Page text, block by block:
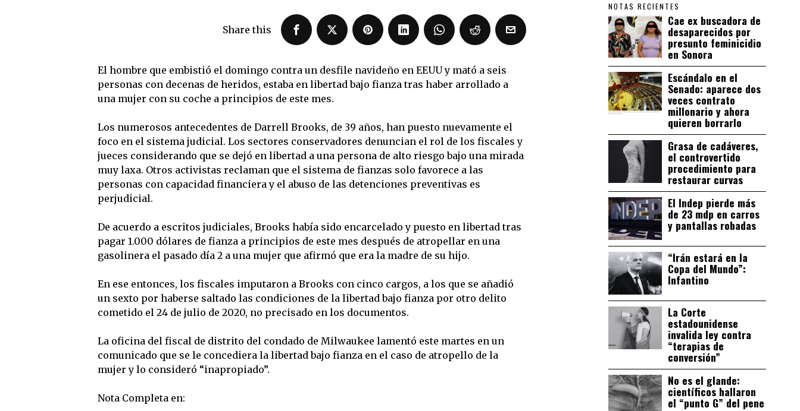
Share this
El hombre que embistió el domingo contra un desfile navideño en EEUU y mató a seis
personas con decenas de heridos, estaba en libertad bajo fianza tras haber arrollado a
una mujer con su coche a principios de este mes.
Los numerosos antecedentes de Darrell Brooks, de 39 años, han puesto nuevamente el
foco en el sistema judicial. Los sectores conservadores denuncian el rol de los fiscales y
jueces considerando que se dejó en libertad a una persona de alto riesgo bajo una mirada
muy laxa. Otros activistas reclaman que el sistema de fianzas solo favorece a las
personas con capacidad financiera y el abuso de las detenciones preventivas es
perjudicial.
De acuerdo a escritos judiciales, Brooks había sido encarcelado y puesto en libertad tras
pagar 1.000 dólares de fianza a principios de este mes después de atropellar en una
gasolinera el pasado día 2 a una mujer que afirmó que era la madre de su hijo.
En ese entonces, los fiscales imputaron a Brooks con cinco cargos, a los que se añadió
un sexto por haberse saltado las condiciones de la libertad bajo fianza por otro delito
cometido el 24 de julio de 2020, no precisado en los documentos.
La oficina del fiscal de distrito del condado de Milwaukee lamentó este martes en un
comunicado que se le concediera la libertad bajo fianza en el caso de atropello de la
mujer y lo consideró “inapropiado”.
Nota Completa en:
NOTAS RECIENTES
Cae ex buscadora de
desaparecidos por
presunto feminicidio
en Sonora
Escándalo en el
Senado: aparece dos
veces contrato
millonario y ahora
quieren borrarlo
Grasa de cadáveres,
el controvertido
procedimiento para
restaurar curvas
El Indep pierde más
de 23 mdp en carros
y pantallas robadas
“Irán estará en la
Copa del Mundo”:
Infantino
La Corte
estadounidense
invalida ley contra
“terapias de
conversión”
No es el glande:
científicos hallaron
el “punto G” del pene